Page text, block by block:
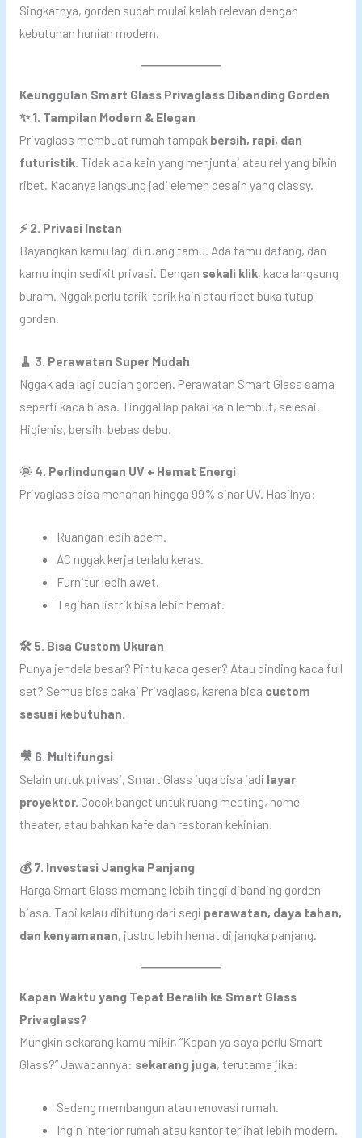
Singkatnya, gorden sudah mulai kalah relevan dengan
kebutuhan hunian modern.
Keunggulan Smart Glass Privaglass Dibanding Gorden
✨ 1. Tampilan Modern & Elegan
Privaglass membuat rumah tampak bersih, rapi, dan
futuristik. Tidak ada kain yang menjuntai atau rel yang bikin
ribet. Kacanya langsung jadi elemen desain yang classy.
⚡ 2. Privasi Instan
Bayangkan kamu lagi di ruang tamu. Ada tamu datang, dan
kamu ingin sedikit privasi. Dengan sekali klik, kaca langsung
buram. Nggak perlu tarik-tarik kain atau ribet buka tutup
gorden.
🧹 3. Perawatan Super Mudah
Nggak ada lagi cucian gorden. Perawatan Smart Glass sama
seperti kaca biasa. Tinggal lap pakai kain lembut, selesai.
Higienis, bersih, bebas debu.
🌞 4. Perlindungan UV + Hemat Energi
Privaglass bisa menahan hingga 99% sinar UV. Hasilnya:
Ruangan lebih adem.
AC nggak kerja terlalu keras.
Furnitur lebih awet.
Tagihan listrik bisa lebih hemat.
🛠️ 5. Bisa Custom Ukuran
Punya jendela besar? Pintu kaca geser? Atau dinding kaca full
set? Semua bisa pakai Privaglass, karena bisa custom
sesuai kebutuhan.
🎥 6. Multifungsi
Selain untuk privasi, Smart Glass juga bisa jadi layar
proyektor. Cocok banget untuk ruang meeting, home
theater, atau bahkan kafe dan restoran kekinian.
💰 7. Investasi Jangka Panjang
Harga Smart Glass memang lebih tinggi dibanding gorden
biasa. Tapi kalau dihitung dari segi perawatan, daya tahan,
dan kenyamanan, justru lebih hemat di jangka panjang.
Kapan Waktu yang Tepat Beralih ke Smart Glass
Privaglass?
Mungkin sekarang kamu mikir, “Kapan ya saya perlu Smart
Glass?” Jawabannya: sekarang juga, terutama jika:
Sedang membangun atau renovasi rumah.
Ingin interior rumah atau kantor terlihat lebih modern.